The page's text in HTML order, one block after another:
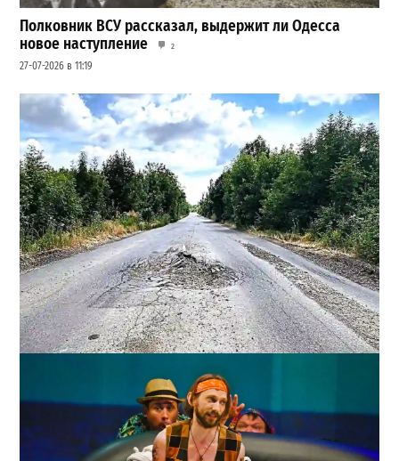
Полковник ВСУ рассказал, выдержит ли Одесса
новое наступление
2
27-07-2026 в 11:19
Почему из сел Одесской области исчезли автобусы и
как теперь добираются люди
ВИБОР РЕДАКЦИИ